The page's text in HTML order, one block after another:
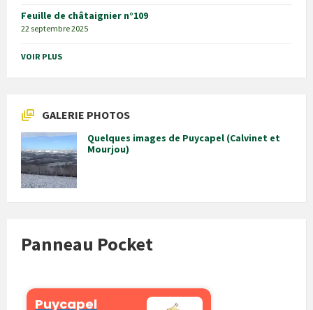
Feuille de châtaignier n°109
22 septembre 2025
VOIR PLUS
GALERIE PHOTOS
Quelques images de Puycapel (Calvinet et
Mourjou)
Panneau Pocket